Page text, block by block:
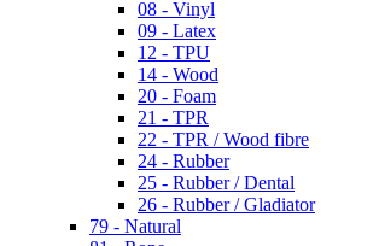
08 - Vinyl
09 - Latex
12 - TPU
14 - Wood
20 - Foam
21 - TPR
22 - TPR / Wood fibre
24 - Rubber
25 - Rubber / Dental
26 - Rubber / Gladiator
79 - Natural